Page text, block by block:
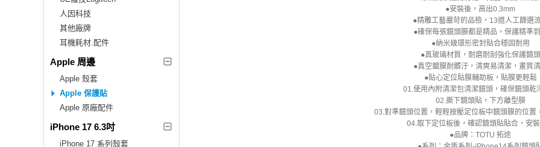
人因科技
其他廠牌
耳機耗材.配件
Apple 周邊
Apple 殼套
Apple 保護貼
Apple 原廠配件
iPhone 17 6.3吋
iPhone 17 系列殼套
●安裝後，高出0.3mm
●精雕工藝嚴苛的品檢，13道人工篩選
●確保每張鏡頭膜都是精品，保護精準
●納米級環形密封貼合穩固耐用
●真玻璃材質，耐磨耐刮強化保護鏡頭
●真空鍍膜耐髒汙，清爽易清潔，畫質
●貼心定位貼膜輔助板，貼膜更輕鬆
01.使用內附清潔包清潔鏡頭，確保鏡頭乾
02.撕下鏡頭貼，下方離型膜
03.對準鏡頭位置，輕輕按壓定位板中鏡頭膜的位置
04.取下定位板後，確認鏡頭貼貼合，安
●品牌：TOTU 拓途